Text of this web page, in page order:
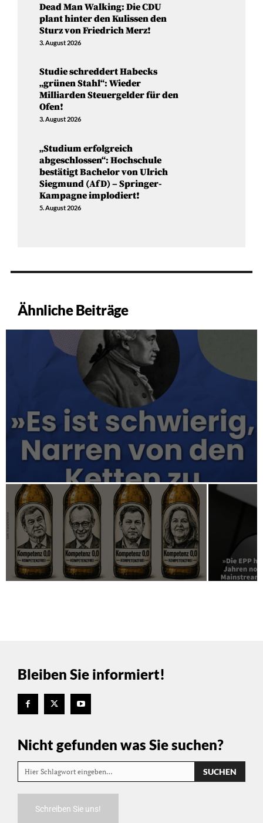
Dead Man Walking: Die CDU
plant hinter den Kulissen den
Sturz von Friedrich Merz!
3. August 2026
Studie schreddert Habecks
„grünen Stahl“: Wieder
Milliarden Steuergelder für den
Ofen!
3. August 2026
„Studium erfolgreich
abgeschlossen“: Hochschule
bestätigt Bachelor von Ulrich
Siegmund (AfD) – Springer-
Kampagne implodiert!
5. August 2026
Ähnliche Beiträge
Bleiben Sie informiert!
Nicht gefunden was Sie suchen?
Hier Schlagwort eingeben… SUCHEN
Schreiben Sie uns!